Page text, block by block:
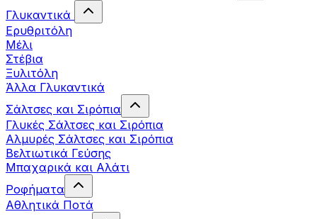
Γλυκαντικά
Ερυθριτόλη
Μέλι
Στέβια
Ξυλιτόλη
Άλλα Γλυκαντικά
Σάλτσες και Σιρόπια
Γλυκές Σάλτσες και Σιρόπια
Αλμυρές Σάλτσες και Σιρόπια
Bελτιωτικά Γεύσης
Μπαχαρικά και Αλάτι
Ροφήματα
Αθλητικά Ποτά